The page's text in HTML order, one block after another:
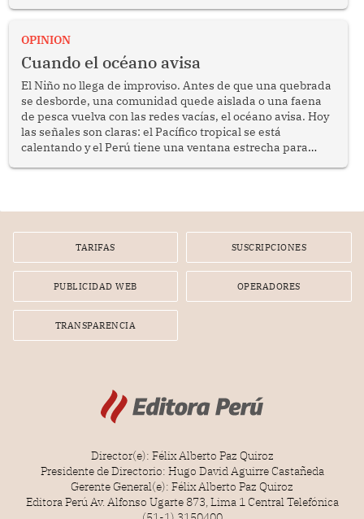
OPINION
Cuando el océano avisa
El Niño no llega de improviso. Antes de que una quebrada
se desborde, una comunidad quede aislada o una faena
de pesca vuelva con las redes vacías, el océano avisa. Hoy
las señales son claras: el Pacífico tropical se está
calentando y el Perú tiene una ventana estrecha para
TARIFAS SUSCRIPCIONES
PUBLICIDAD WEB OPERADORES
TRANSPARENCIA
Director(e): Félix Alberto Paz Quiroz
Presidente de Directorio: Hugo David Aguirre Castañeda
Gerente General(e): Félix Alberto Paz Quiroz
Editora Perú Av. Alfonso Ugarte 873, Lima 1 Central Telefónica